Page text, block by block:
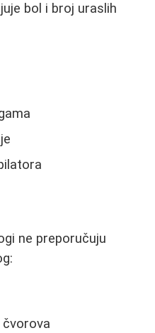
bol i broj uraslih
ne preporučuju